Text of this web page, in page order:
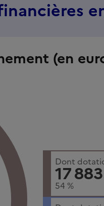
(en
Dont
17 883
54 %